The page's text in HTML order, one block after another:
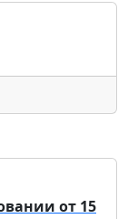
от 15